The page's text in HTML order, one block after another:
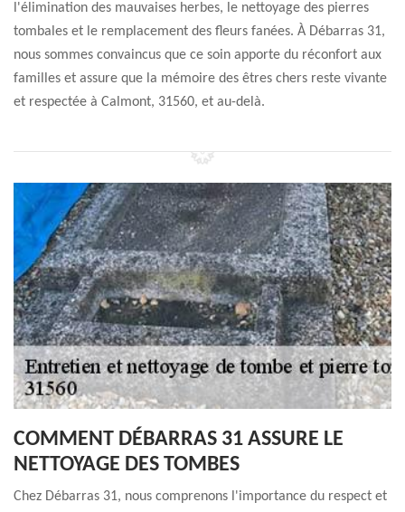
l'élimination des mauvaises herbes, le nettoyage des pierres
tombales et le remplacement des fleurs fanées. À Débarras 31,
nous sommes convaincus que ce soin apporte du réconfort aux
familles et assure que la mémoire des êtres chers reste vivante
et respectée à Calmont, 31560, et au-delà.
COMMENT DÉBARRAS 31 ASSURE LE
NETTOYAGE DES TOMBES
Chez Débarras 31, nous comprenons l'importance du respect et